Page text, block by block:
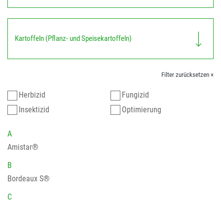
Kartoffeln (Pflanz- und Speisekartoffeln)
Filter zurücksetzen ×
Herbizid
Fungizid
Insektizid
Optimierung
A
Amistar®
B
Bordeaux S®
C